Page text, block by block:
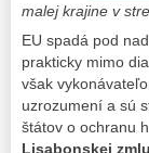
malej krajine v
EU spadá pod
prakticky mimo
však
uzrozumení a sú
štátov o ochranu
Lisabonskej